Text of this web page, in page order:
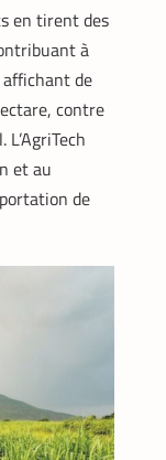
en tirent des
à
affichant de
contre
et au
de